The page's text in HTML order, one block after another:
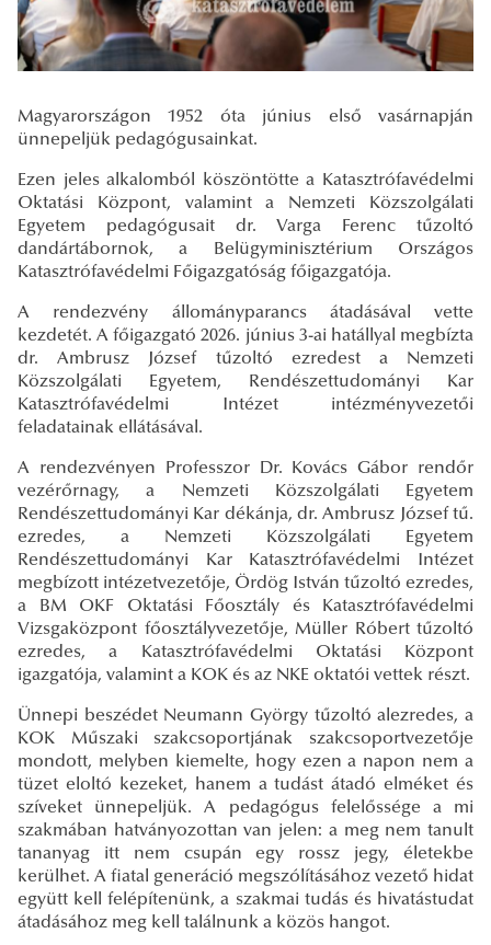
Magyarországon 1952 óta június első vasárnapján
ünnepeljük pedagógusainkat.
Ezen jeles alkalomból köszöntötte a Katasztrófavédelmi
Oktatási Központ, valamint a Nemzeti Közszolgálati
Egyetem pedagógusait dr. Varga Ferenc tűzoltó
dandártábornok, a Belügyminisztérium Országos
Katasztrófavédelmi Főigazgatóság főigazgatója.
A rendezvény állományparancs átadásával vette
kezdetét. A főigazgató 2026. június 3-ai hatállyal megbízta
dr. Ambrusz József tűzoltó ezredest a Nemzeti
Közszolgálati Egyetem, Rendészettudományi Kar
Katasztrófavédelmi Intézet intézményvezetői
feladatainak ellátásával.
A rendezvényen Professzor Dr. Kovács Gábor rendőr
vezérőrnagy, a Nemzeti Közszolgálati Egyetem
Rendészettudományi Kar dékánja, dr. Ambrusz József tű.
ezredes, a Nemzeti Közszolgálati Egyetem
Rendészettudományi Kar Katasztrófavédelmi Intézet
megbízott intézetvezetője, Ördög István tűzoltó ezredes,
a BM OKF Oktatási Főosztály és Katasztrófavédelmi
Vizsgaközpont főosztályvezetője, Müller Róbert tűzoltó
ezredes, a Katasztrófavédelmi Oktatási Központ
igazgatója, valamint a KOK és az NKE oktatói vettek részt.
Ünnepi beszédet Neumann György tűzoltó alezredes, a
KOK Műszaki szakcsoportjának szakcsoportvezetője
mondott, melyben kiemelte, hogy ezen a napon nem a
tüzet eloltó kezeket, hanem a tudást átadó elméket és
szíveket ünnepeljük. A pedagógus felelőssége a mi
szakmában hatványozottan van jelen: a meg nem tanult
tananyag itt nem csupán egy rossz jegy, életekbe
kerülhet. A fiatal generáció megszólításához vezető hidat
együtt kell felépítenünk, a szakmai tudás és hivatástudat
átadásához meg kell találnunk a közös hangot.